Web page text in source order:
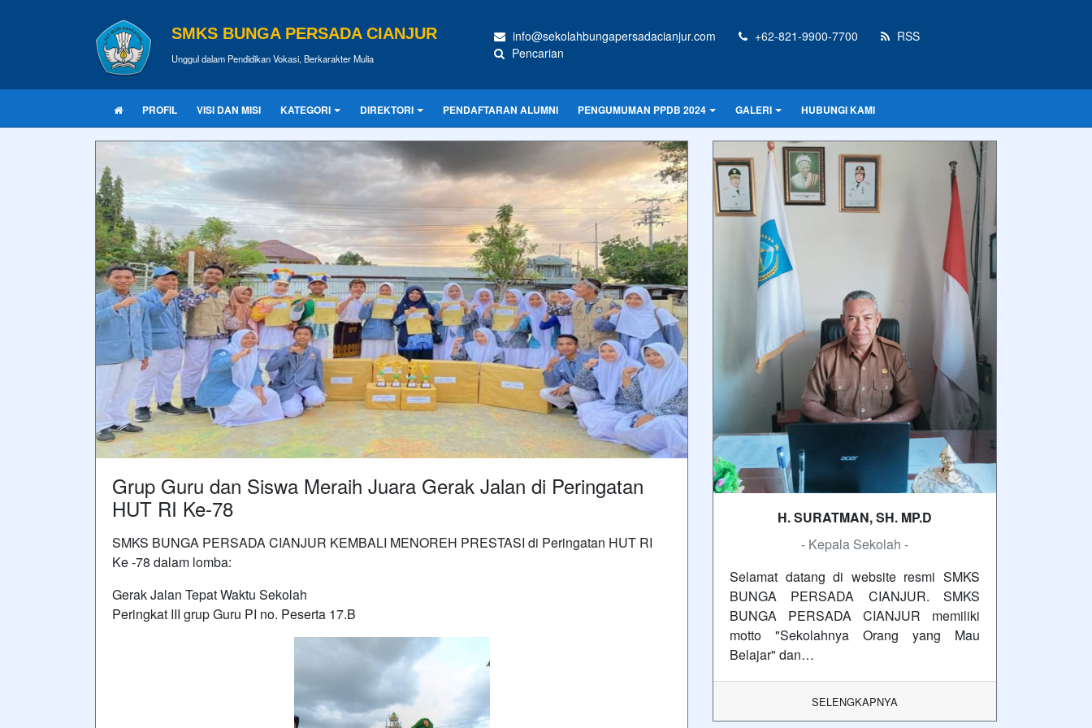
SMKS BUNGA PERSADA CIANJUR
Unggul dalam Pendidikan Vokasi, Berkarakter Mulia
info@sekolahbungapersadacianjur.com +62-821-9900-7700
RSS
Pencarian
PROFIL VISI DAN MISI KATEGORI DIREKTORI PENDAFTARAN ALUMNI PENGUMUMAN PPDB 2024 GALERI HUBUNGI KAMI
Grup Guru dan Siswa Meraih Juara Gerak Jalan di Peringatan
HUT RI Ke-78
SMKS BUNGA PERSADA CIANJUR KEMBALI MENOREH PRESTASI di Peringatan HUT RI
Ke -78 dalam lomba:
Gerak Jalan Tepat Waktu Sekolah
Peringkat III grup Guru PI no. Peserta 17.B
H. SURATMAN, SH. MP.D
- Kepala Sekolah -
Selamat datang di website resmi SMKS
BUNGA PERSADA CIANJUR. SMKS
BUNGA PERSADA CIANJUR memiliki
motto "Sekolahnya Orang yang Mau
Belajar" dan…
SELENGKAPNYA